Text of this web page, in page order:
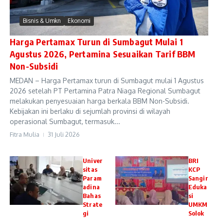
Bisnis & Umkn Ekonomi
Harga Pertamax Turun di Sumbagut Mulai 1
Agustus 2026, Pertamina Sesuaikan Tarif BBM
Non-Subsidi
MEDAN – Harga Pertamax turun di Sumbagut mulai 1 Agustus
2026 setelah PT Pertamina Patra Niaga Regional Sumbagut
melakukan penyesuaian harga berkala BBM Non-Subsidi.
Kebijakan ini berlaku di sejumlah provinsi di wilayah
operasional Sumbagut, termasuk...
Fitra Mulia 31 Juli 2026
Univer
sitas
Param
adina
Bahas
Strate
gi
BRI
KCP
Sangir
Eduka
si
UMKM
Solok